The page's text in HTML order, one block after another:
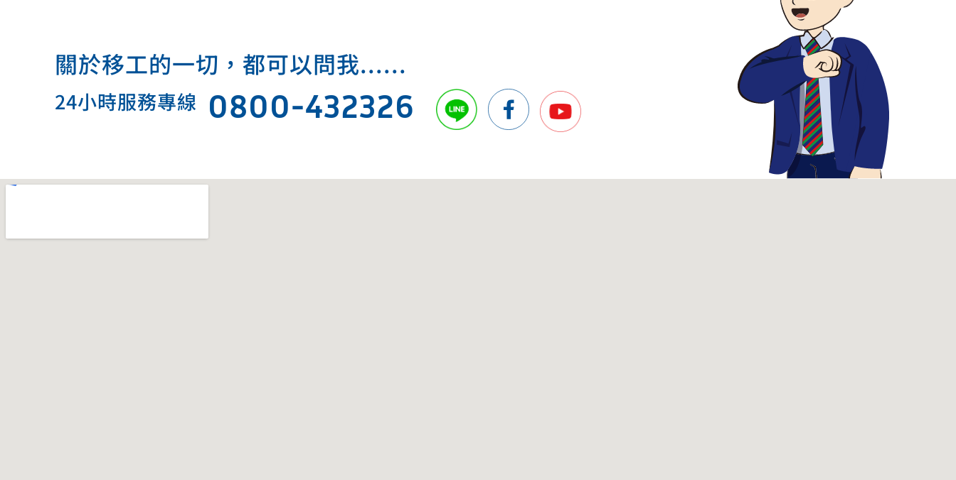
關於移工的一切，都可以問我......
24小時服務專線 0800-432326